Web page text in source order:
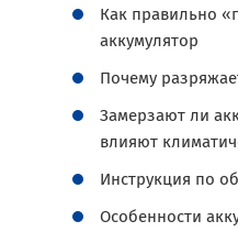
Как правильно
аккумулятор
Почему
Замерзают ли
влияют
Инструкция по
Особенности